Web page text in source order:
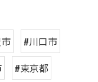
#川口市
#東京都